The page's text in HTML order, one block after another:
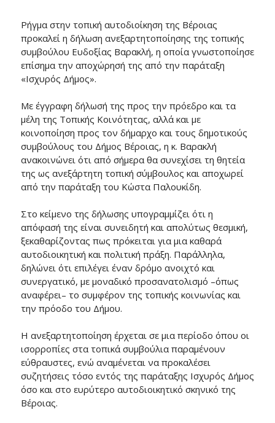
Ρήγμα στην τοπική αυτοδιοίκηση της Βέροιας
προκαλεί η δήλωση ανεξαρτητοποίησης της τοπικής
συμβούλου Ευδοξίας Βαρακλή, η οποία γνωστοποίησε
επίσημα την αποχώρησή της από την παράταξη
«Ισχυρός Δήμος».
Με έγγραφη δήλωσή της προς την πρόεδρο και τα
μέλη της Τοπικής Κοινότητας, αλλά και με
κοινοποίηση προς τον δήμαρχο και τους δημοτικούς
συμβούλους του Δήμος Βέροιας, η κ. Βαρακλή
ανακοινώνει ότι από σήμερα θα συνεχίσει τη θητεία
της ως ανεξάρτητη τοπική σύμβουλος και αποχωρεί
από την παράταξη του Κώστα Παλουκίδη.
Στο κείμενο της δήλωσης υπογραμμίζει ότι η
απόφασή της είναι συνειδητή και απολύτως θεσμική,
ξεκαθαρίζοντας πως πρόκειται για μια καθαρά
αυτοδιοικητική και πολιτική πράξη. Παράλληλα,
δηλώνει ότι επιλέγει έναν δρόμο ανοιχτό και
συνεργατικό, με μοναδικό προσανατολισμό –όπως
αναφέρει– το συμφέρον της τοπικής κοινωνίας και
την πρόοδο του Δήμου.
Η ανεξαρτητοποίηση έρχεται σε μια περίοδο όπου οι
ισορροπίες στα τοπικά συμβούλια παραμένουν
εύθραυστες, ενώ αναμένεται να προκαλέσει
συζητήσεις τόσο εντός της παράταξης Ισχυρός Δήμος
όσο και στο ευρύτερο αυτοδιοικητικό σκηνικό της
Βέροιας.